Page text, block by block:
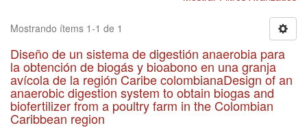
Mostrando ítems 1-1 de 1
Diseño de un sistema de digestión anaerobia para
la obtención de biogás y bioabono en una granja
avícola de la región Caribe colombianaDesign of an
anaerobic digestion system to obtain biogas and
biofertilizer from a poultry farm in the Colombian
Caribbean region